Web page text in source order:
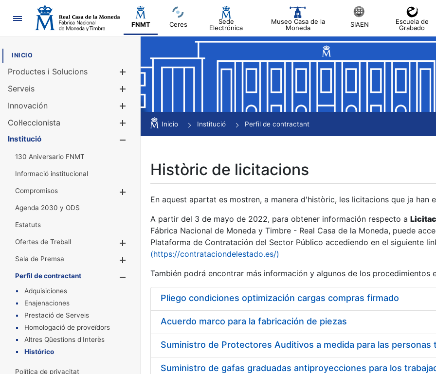
Navegació
FNMT Ceres
Sede
Electrónica
Museo Casa de la
Moneda
SIAEN
Escuela de
Grabado
INICIO
Productes i Solucions
Mostra/Amaga
Serveis
Innovación
Col·leccionista
Mostra/Amaga
Institució
130 Aniversario FNMT
Informació institucional
Compromisos
Agenda 2030 y ODS
Estatuts
Ofertes de Treball
Mostra/Amaga
Sala de Premsa
Mostra/Amaga
Perfil de contractant
Mostra/Amaga
Adquisiciones
Enajenaciones
Prestació de Serveis
Homologació de proveïdors
Altres Qüestions d'Interès
Histórico
Política de privacitat
Inicio Institució Perfil de contractant
Històric de licitacions
En aquest apartat es mostren, a manera d'històric, les licitacions que ja
A partir del 3 de mayo de 2022, para obtener información respecto a
Fábrica Nacional de Moneda y Timbre - Real Casa de la Moneda, puede
Plataforma de Contratación del Sector Público accediendo en el siguiente
(https://contrataciondelestado.es/)
También podrá encontrar más información y algunos de los procedimientos
Pliego condiciones optimización cargas compras firmado
Acuerdo marco para la fabricación de piezas